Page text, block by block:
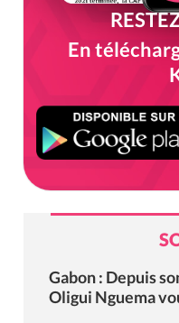
En
Gabon : Depuis
Oligui Nguema